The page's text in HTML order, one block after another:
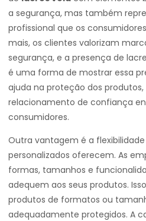
a segurança, mas também
profissional que os
mais, os clientes valorizam
segurança, e a presença de
é uma forma de mostrar essa
ajuda na proteção dos
relacionamento de confiança
consumidores.
Outra vantagem é a
personalizados oferecem. As
formas, tamanhos e
adequem aos seus produtos.
produtos de formatos ou
adequadamente protegidos. A